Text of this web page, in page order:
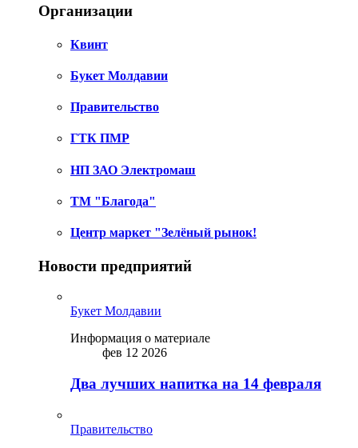
Организации
Квинт
Букет Молдавии
Правительство
ГТК ПМР
НП ЗАО Электромаш
ТМ "Благода"
Центр маркет "Зелёный рынок!
Новости предприятий
Букет Молдавии
Информация о материале
фев 12 2026
Два лучших напитка на 14 февраля
Правительство